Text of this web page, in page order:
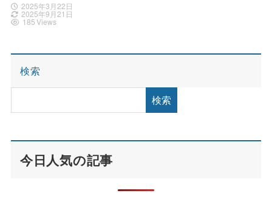
2025年3月22日
2025年9月21日
185 Views
検索
検索
今日人気の記事